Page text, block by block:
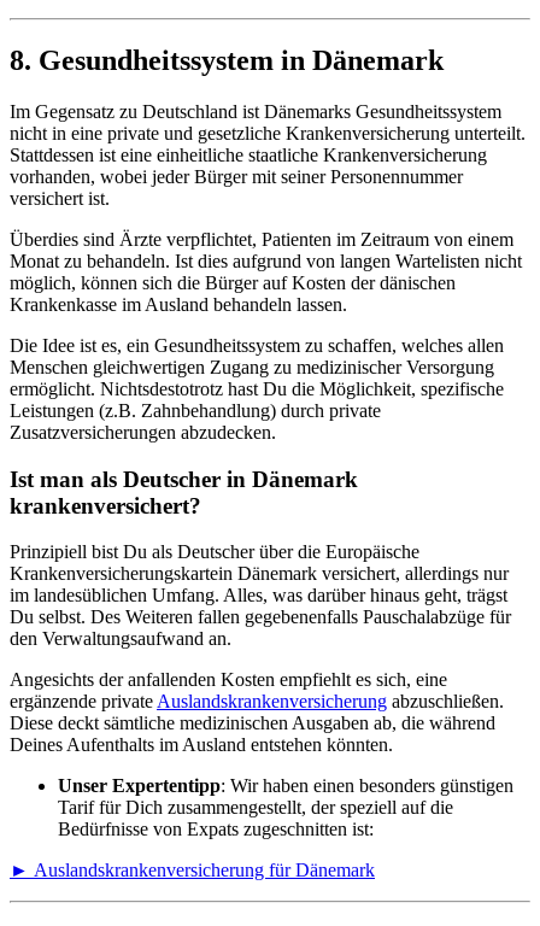
8. Gesundheitssystem in Dänemark
Im Gegensatz zu Deutschland ist Dänemarks Gesundheitssystem
nicht in eine private und gesetzliche Krankenversicherung unterteilt.
Stattdessen ist eine einheitliche staatliche Krankenversicherung
vorhanden, wobei jeder Bürger mit seiner Personennummer
versichert ist.
Überdies sind Ärzte verpflichtet, Patienten im Zeitraum von einem
Monat zu behandeln. Ist dies aufgrund von langen Wartelisten nicht
möglich, können sich die Bürger auf Kosten der dänischen
Krankenkasse im Ausland behandeln lassen.
Die Idee ist es, ein Gesundheitssystem zu schaffen, welches allen
Menschen gleichwertigen Zugang zu medizinischer Versorgung
ermöglicht. Nichtsdestotrotz hast Du die Möglichkeit, spezifische
Leistungen (z.B. Zahnbehandlung) durch private
Zusatzversicherungen abzudecken.
Ist man als Deutscher in Dänemark
krankenversichert?
Prinzipiell bist Du als Deutscher über die Europäische
Krankenversicherungskartein Dänemark versichert, allerdings nur
im landesüblichen Umfang. Alles, was darüber hinaus geht, trägst
Du selbst. Des Weiteren fallen gegebenenfalls Pauschalabzüge für
den Verwaltungsaufwand an.
Angesichts der anfallenden Kosten empfiehlt es sich, eine
ergänzende private Auslandskrankenversicherung abzuschließen.
Diese deckt sämtliche medizinischen Ausgaben ab, die während
Deines Aufenthalts im Ausland entstehen könnten.
Unser Expertentipp: Wir haben einen besonders günstigen
Tarif für Dich zusammengestellt, der speziell auf die
Bedürfnisse von Expats zugeschnitten ist:
► Auslandskrankenversicherung für Dänemark